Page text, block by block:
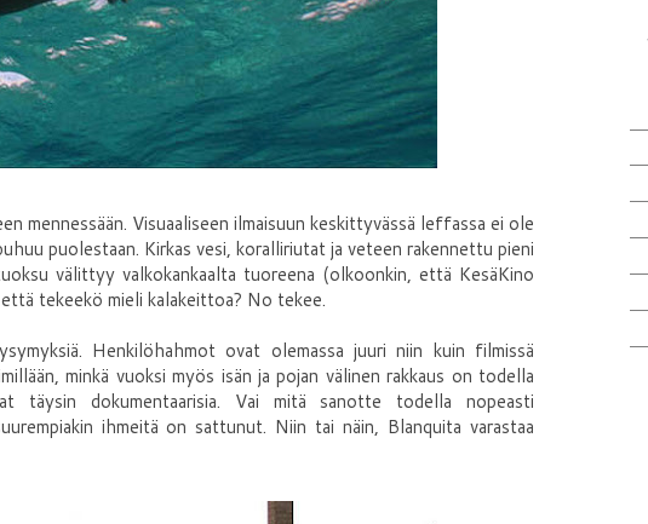
mennessään. Visuaaliseen ilmaisuun keskittyvässä leffassa ei ole
puolestaan. Kirkas vesi, koralliriutat ja veteen rakennettu pieni
välittyy valkokankaalta tuoreena (olkoonkin, että KesäKino
tekeekö mieli kalakeittoa? No tekee.
Henkilöhahmot ovat olemassa juuri niin kuin filmissä
minkä vuoksi myös isän ja pojan välinen rakkaus on todella
täysin dokumentaarisia. Vai mitä sanotte todella nopeasti
ihmeitä on sattunut. Niin tai näin, Blanquita varastaa